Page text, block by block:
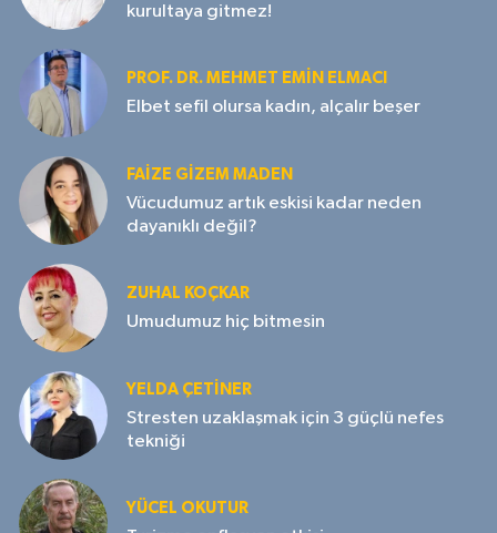
kurultaya gitmez!
PROF. DR. MEHMET EMIN ELMACI
Elbet sefil olursa kadın, alçalır beşer
FAIZE GIZEM MADEN
Vücudumuz artık eskisi kadar neden
dayanıklı değil?
ZUHAL KOÇKAR
Umudumuz hiç bitmesin
YELDA ÇETİNER
Stresten uzaklaşmak için 3 güçlü nefes
tekniği
YÜCEL OKUTUR